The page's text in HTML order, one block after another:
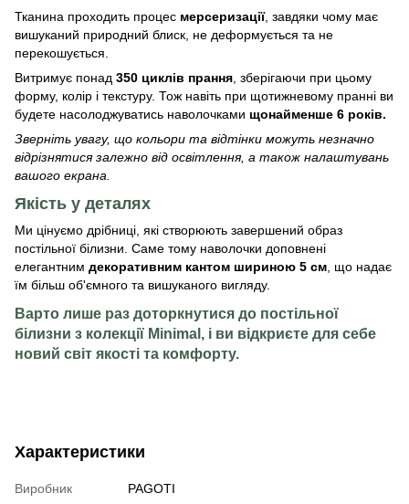
Тканина проходить процес мерсеризації, завдяки чому має
вишуканий природний блиск, не деформується та не
перекошується.
Витримує понад 350 циклів прання , зберігаючи при цьому
форму, колір і текстуру. Тож навіть при щотижневому пранні ви
будете насолоджуватись наволочками щонайменше 6 років.
Зверніть увагу, що кольори та відтінки можуть незначно
відрізнятися залежно від освітлення, а також налаштувань
вашого екрана.
Якість у деталях
Ми цінуємо дрібниці, які створюють завершений образ
постільної білизни. Саме тому наволочки доповнені
елегантним декоративним кантом шириною 5 см , що надає
їм більш об'ємного та вишуканого вигляду.
Варто лише раз доторкнутися до постільної
білизни з колекції Minimal, і ви відкриєте для себе
новий світ якості та комфорту.
Характеристики
Виробник
PAGOTI